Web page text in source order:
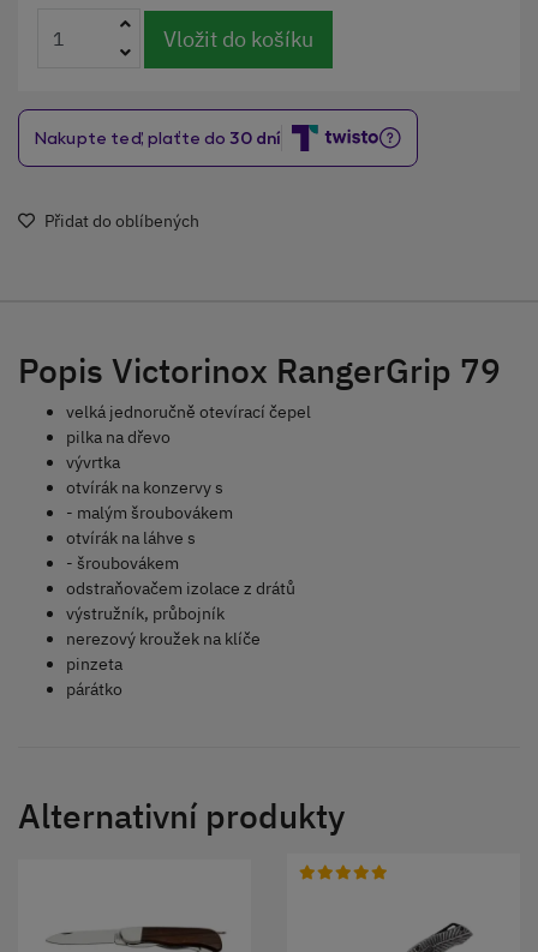
Vložit do košíku
Přidat do oblíbených
Popis Victorinox RangerGrip 79
velká jednoručně otevírací čepel
pilka na dřevo
vývrtka
otvírák na konzervy s
- malým šroubovákem
otvírák na láhve s
- šroubovákem
odstraňovačem izolace z drátů
výstružník, průbojník
nerezový kroužek na klíče
pinzeta
párátko
Alternativní produkty